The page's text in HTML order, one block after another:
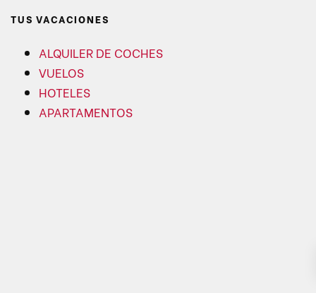
TUS VACACIONES
ALQUILER DE COCHES
VUELOS
HOTELES
APARTAMENTOS